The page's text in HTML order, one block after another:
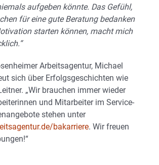
aufgeben könnte. Das Gefühl,
für eine gute Beratung bedanken
starten können, macht mich
Arbeitsagentur, Michael
sich über Erfolgsgeschichten wie
„Wir brauchen immer wieder
und Mitarbeiter im Service-
stehen unter
bakarriere. Wir freuen